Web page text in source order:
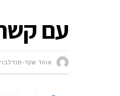
עם
אוהד שקד-